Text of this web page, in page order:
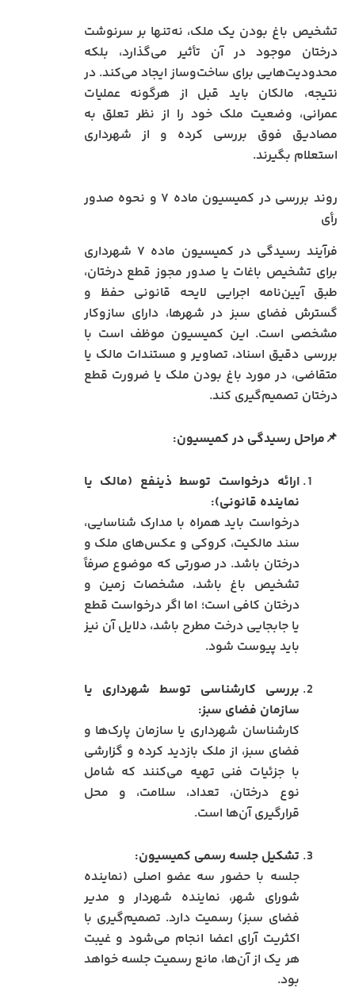
تشخیص باغ بودن یک ملک، نه‌تنها بر سرنوشت
درختان موجود در آن تأثیر می‌گذارد، بلکه
محدودیت‌هایی برای ساخت‌وساز ایجاد می‌کند. در
نتیجه، مالکان باید قبل از هرگونه عملیات
عمرانی، وضعیت ملک خود را از نظر تعلق به
مصادیق فوق بررسی کرده و از شهرداری
استعلام بگیرند.
روند بررسی در کمیسیون ماده ۷ و نحوه صدور
رأی
فرآیند رسیدگی در کمیسیون ماده ۷ شهرداری
برای تشخیص باغات یا صدور مجوز قطع درختان،
طبق آیین‌نامه اجرایی لایحه قانونی حفظ و
گسترش فضای سبز در شهرها، دارای سازوکار
مشخصی است. این کمیسیون موظف است با
بررسی دقیق اسناد، تصاویر و مستندات مالک یا
متقاضی، در مورد باغ بودن ملک یا ضرورت قطع
درختان تصمیم‌گیری کند.
📌مراحل رسیدگی در کمیسیون:
ارائه درخواست توسط ذینفع (مالک یا
نماینده قانونی):
درخواست باید همراه با مدارک شناسایی،
سند مالکیت، کروکی و عکس‌های ملک و
درختان باشد. در صورتی که موضوع صرفاً
تشخیص باغ باشد، مشخصات زمین و
درختان کافی است؛ اما اگر درخواست قطع
یا جابجایی درخت مطرح باشد، دلایل آن نیز
باید پیوست شود.
بررسی کارشناسی توسط شهرداری یا
سازمان فضای سبز:
کارشناسان شهرداری یا سازمان پارک‌ها و
فضای سبز، از ملک بازدید کرده و گزارشی
با جزئیات فنی تهیه می‌کنند که شامل
نوع درختان، تعداد، سلامت، و محل
قرارگیری آن‌ها است.
تشکیل جلسه رسمی کمیسیون:
جلسه با حضور سه عضو اصلی (نماینده
شورای شهر، نماینده شهردار و مدیر
فضای سبز) رسمیت دارد. تصمیم‌گیری با
اکثریت آرای اعضا انجام می‌شود و غیبت
هر یک از آن‌ها، مانع رسمیت جلسه خواهد
بود.